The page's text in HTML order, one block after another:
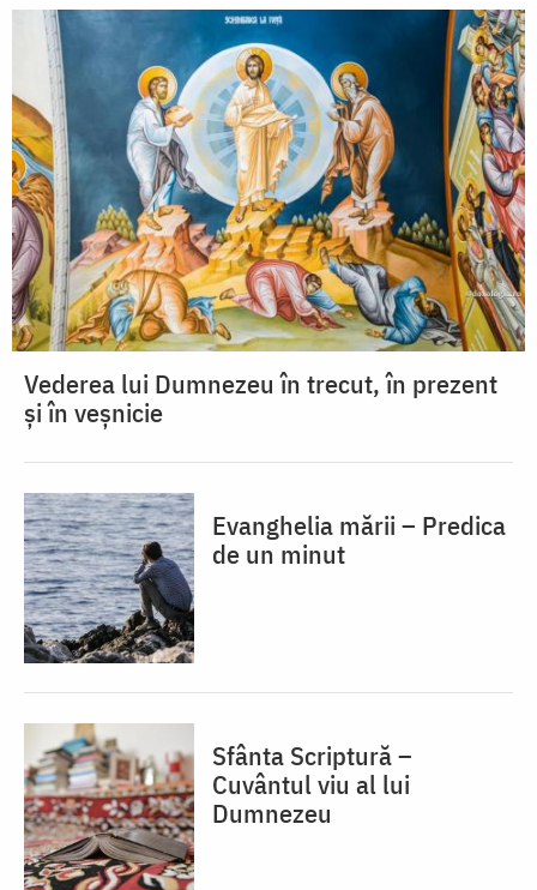
Vederea lui Dumnezeu în trecut, în prezent
și în veșnicie
Evanghelia mării – Predica
de un minut
Sfânta Scriptură –
Cuvântul viu al lui
Dumnezeu